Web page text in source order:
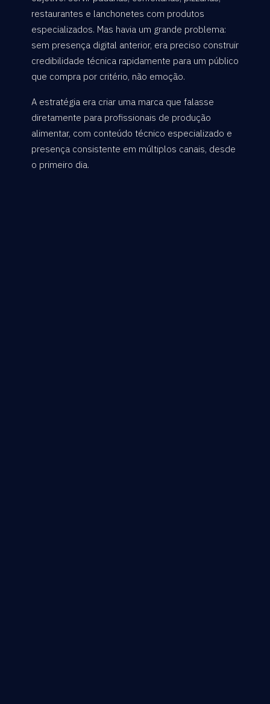
restaurantes e lanchonetes com produtos
especializados. Mas havia um grande problema:
sem presença digital anterior, era preciso construir
credibilidade técnica rapidamente para um público
que compra por critério, não emoção.
A estratégia era criar uma marca que falasse
diretamente para profissionais de produção
alimentar, com conteúdo técnico especializado e
presença consistente em múltiplos canais, desde
o primeiro dia.